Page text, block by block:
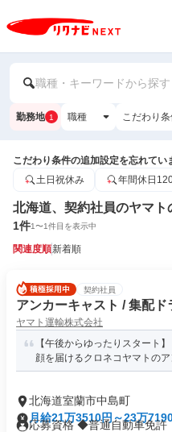
職種・キーワードから探す
勤務地 1 職種 こだわり
こだわり条件の追加設定を忘れてい
土日祝休み
年間休日
北海道、契約社員のヤマト
1件1〜1件目を表示中
関連度順新着順
契約社員
アンカーキャスト / 集配ド
ヤマト運輸株式会社
【午後からゆったりスタート
顔を届けるクロネコヤマトのア
北海道室蘭市中島町
月給21万3510円～23万
応募資格 ◆普通自動車免許